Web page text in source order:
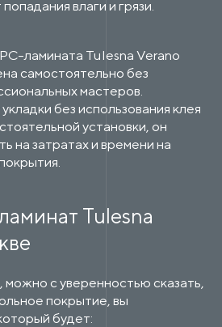
влаги и грязи.
ламината Tulesna Verano
самостоятельно без
мастеров.
без использования клея
установки, он
на затратах и времени на
Tulesna
можно с уверенностью сказать,
покрытие, вы
будет: